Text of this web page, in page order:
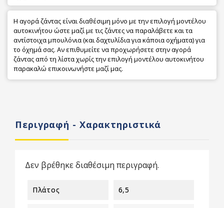
Η αγορά ζάντας είναι διαθέσιμη μόνο με την επιλογή μοντέλου
αυτοκινήτου ώστε μαζί με τις ζάντες να παραλάβετε και τα
αντίστοιχα μπουλόνια (και δαχτυλίδια για κάποια οχήματα) για
το όχημά σας. Αν επιθυμείτε να προχωρήσετε στην αγορά
ζάντας από τη λίστα χωρίς την επιλογή μοντέλου αυτοκινήτου
παρακαλώ επικοινωνήστε μαζί μας.
Περιγραφή - Χαρακτηριστικά
Δεν βρέθηκε διαθέσιμη περιγραφή.
Πλάτος 6,5